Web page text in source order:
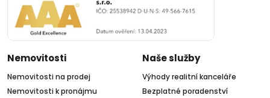
Nemovitosti
Nemovitosti na prodej
Nemovitosti k pronájmu
Naše služby
Výhody realitní kanceláře
Bezplatné poradenství